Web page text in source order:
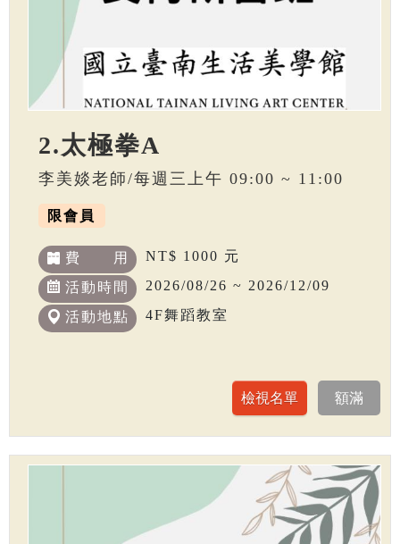
2.太極拳A
李美婒老師/每週三上午 09:00 ~ 11:00
限會員
費 用 NT$ 1000 元
活動時間 2026/08/26 ~ 2026/12/09
活動地點 4F舞蹈教室